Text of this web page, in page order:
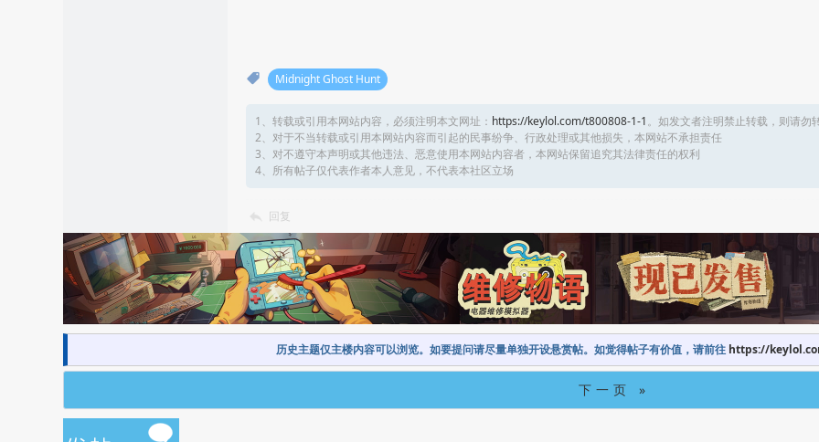
Midnight Ghost Hunt
1、转载或引用本网站内容，必须注明本文网址： https://keylol.com/t800808-1-1。如发文者注明禁止转载，则请勿
2、对于不当转载或引用本网站内容而引起的民事纷争、行政处理或其他损失，本网站不承担责任
3、对不遵守本声明或其他违法、恶意使用本网站内容者，本网站保留追究其法律责任的权利
4、所有帖子仅代表作者本人意见，不代表本社区立场
回复
历史主题仅主楼内容可以浏览。如要提问请尽量单独开设悬赏帖。如觉得帖子有价值，请前往 https://
下一页 »